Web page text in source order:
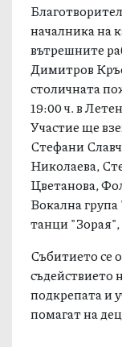
началника на
вътрешните
Димитров
столичната
19:00 ч. в
Участие ще
Стефани
Николаева,
Цветанова,
Вокална
танци "Зорая",
Събитието се
подкрепата и
помагат на